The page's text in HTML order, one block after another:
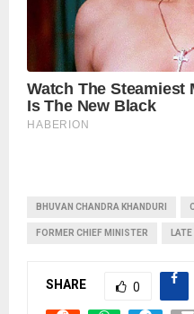
BHUVAN CHANDRA KHANDURI
FORMER CHIEF MINISTER
SHARE 0